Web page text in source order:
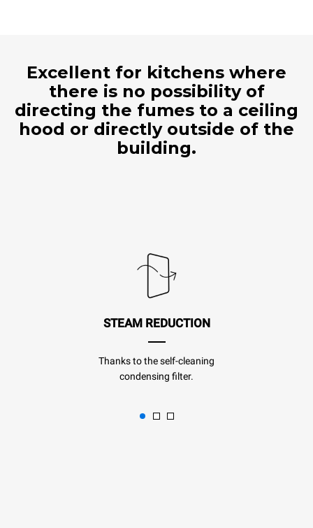
Excellent for kitchens where
there is no possibility of
directing the fumes to a ceiling
hood or directly outside of the
building.
STEAM REDUCTION
Thanks to the self-cleaning
condensing filter.